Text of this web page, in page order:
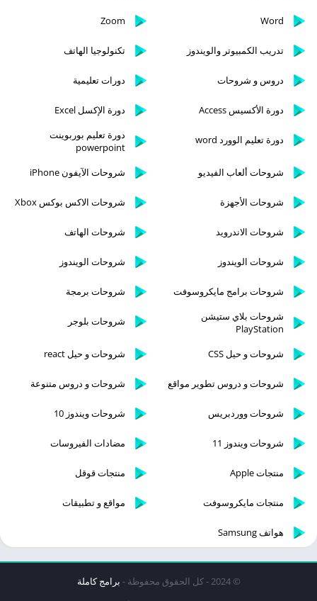
Word
Zoom
تدريب الكمبيوتر والويندوز تكنولوجيا الهاتف
دروس و شروحات دورات تعليمية
دورة الأكسيس Access دورة الإكسل Excel
دورة تعليم الوورد word
دورة تعليم بوربوينت
powerpoint
شروحات ألعاب الفيديو
شروحات الآيفون iPhone
شروحات الأجهزة شروحات الاكس بوكس Xbox
شروحات الاندرويد شروحات الهاتف
شروحات الويندوز شروحات الويندوز
شروحات برامج مايكروسوفت
شروحات برمجة
شروحات بلاي ستيشن
PlayStation
شروحات بلوجر
شروحات و حيل CSS شروحات و حيل react
شروحات و دروس تطوير مواقع شروحات و دروس متنوعة
شروحات ووردبريس شروحات ويندوز 10
شروحات ويندوز 11 مضادات الفيروسات
منتجات Apple منتجات قوقل
منتجات مايكروسوفت مواقع و تطبيقات
هواتف Samsung
© 2024 - كل الحقوق محفوظة - برامج كاملة